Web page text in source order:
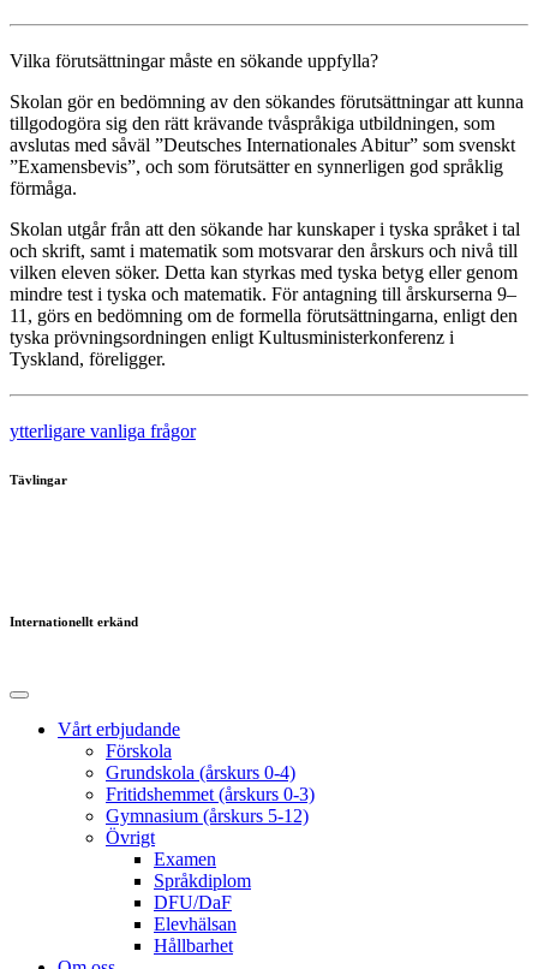
Vilka förutsättningar måste en sökande uppfylla?
Skolan gör en bedömning av den sökandes förutsättningar att kunna
tillgodogöra sig den rätt krävande tvåspråkiga utbildningen, som
avslutas med såväl ”Deutsches Internationales Abitur” som svenskt
”Examensbevis”, och som förutsätter en synnerligen god språklig
förmåga.
Skolan utgår från att den sökande har kunskaper i tyska språket i tal
och skrift, samt i matematik som motsvarar den årskurs och nivå till
vilken eleven söker. Detta kan styrkas med tyska betyg eller genom
mindre test i tyska och matematik. För antagning till årskurserna 9–
11, görs en bedömning om de formella förutsättningarna, enligt den
tyska prövningsordningen enligt Kultusministerkonferenz i
Tyskland, föreligger.
ytterligare vanliga frågor
Tävlingar
Internationellt erkänd
Vårt erbjudande
Förskola
Grundskola (årskurs 0-4)
Fritidshemmet (årskurs 0-3)
Gymnasium (årskurs 5-12)
Övrigt
Examen
Språkdiplom
DFU/DaF
Elevhälsan
Hållbarhet